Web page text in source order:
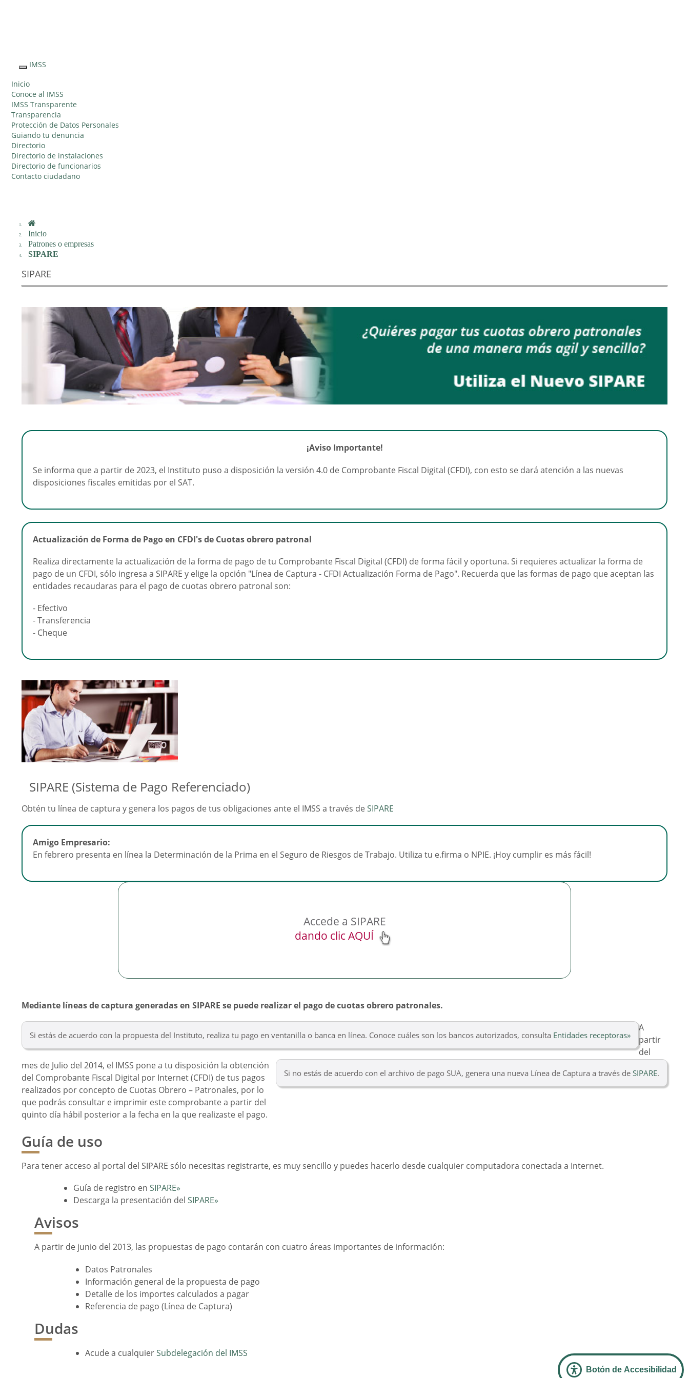
el IMSS al
Ciudadano"
Interruptor
Navegación
IMSS
Inicio
Conoce al IMSS
IMSS Transparente
Transparencia
Protección de Datos Personales
Guiando tu denuncia
Directorio
Directorio de instalaciones
Directorio de funcionarios
Contacto ciudadano
Inicio
Patrones o empresas
SIPARE
SIPARE
¡Aviso Importante!
Se informa que a partir de 2023, el Instituto puso a disposición la versión 4.0 de Comprobante Fiscal Digital (CFDI), con esto se dará atención a las nuevas
disposiciones fiscales emitidas por el SAT.
Actualización de Forma de Pago en CFDI's de Cuotas obrero patronal
Realiza directamente la actualización de la forma de pago de tu Comprobante Fiscal Digital (CFDI) de forma fácil y oportuna. Si requieres actualizar la forma de
pago de un CFDI, sólo ingresa a SIPARE y elige la opción "Línea de Captura - CFDI Actualización Forma de Pago". Recuerda que las formas de pago que aceptan las
entidades recaudaras para el pago de cuotas obrero patronal son:
- Efectivo
- Transferencia
- Cheque
SIPARE (Sistema de Pago Referenciado)
Obtén tu línea de captura y genera los pagos de tus obligaciones ante el IMSS a través deSIPARE
Amigo Empresario:
En febrero presenta en línea la Determinación de la Prima en el Seguro de Riesgos de Trabajo. Utiliza tu e.firma o NPIE. ¡Hoy cumplir es más fácil!
Accede a SIPARE
dando clic AQUÍ
Mediante líneas de captura generadas en SIPARE se puede realizar el pago de cuotas obrero patronales.
Si estás de acuerdo con la propuesta del Instituto, realiza tu pago en ventanilla o banca en línea. Conoce cuáles son los bancos autorizados, consulta Entidades receptoras»
Si no estás de acuerdo con el archivo de pago SUA, genera una nueva Línea de Captura a través de SIPARE.
A
partir
del
mes de Julio del 2014, el IMSS pone a tu disposición la obtención
del Comprobante Fiscal Digital por Internet (CFDI) de tus pagos
realizados por concepto de Cuotas Obrero – Patronales, por lo
que podrás consultar e imprimir este comprobante a partir del
quinto día hábil posterior a la fecha en la que realizaste el pago.
Guía de uso
Para tener acceso al portal del SIPARE sólo necesitas registrarte, es muy sencillo y puedes hacerlo desde cualquier computadora conectada a Internet.
Guía de registro en SIPARE»
Descarga la presentación del SIPARE»
Avisos
A partir de junio del 2013, las propuestas de pago contarán con cuatro áreas importantes de información:
Datos Patronales
Información general de la propuesta de pago
Detalle de los importes calculados a pagar
Referencia de pago (Línea de Captura)
Dudas
Acude a cualquierSubdelegación del IMSS
Botón de Accesibilidad